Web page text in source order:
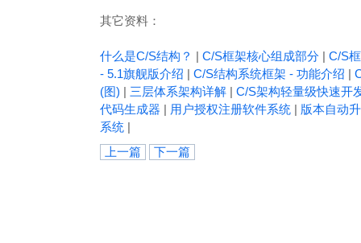
其它资料：
什么是C/S结构？ | C/S框架核心组成部分 | C/S
- 5.1旗舰版介绍 | C/S结构系统框架 - 功能介绍 |
(图) | 三层体系架构详解 | C/S架构轻量级快速开
代码生成器 | 用户授权注册软件系统 | 版本自动
系统 |
上一篇
下一篇